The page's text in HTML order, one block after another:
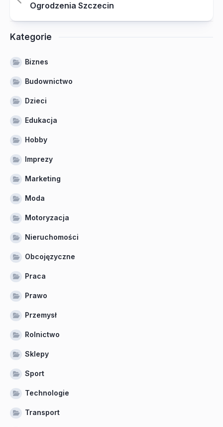
Ogrodzenia Szczecin
Kategorie
Biznes
Budownictwo
Dzieci
Edukacja
Hobby
Imprezy
Marketing
Moda
Motoryzacja
Nieruchomości
Obcojęzyczne
Praca
Prawo
Przemysł
Rolnictwo
Sklepy
Sport
Technologie
Transport